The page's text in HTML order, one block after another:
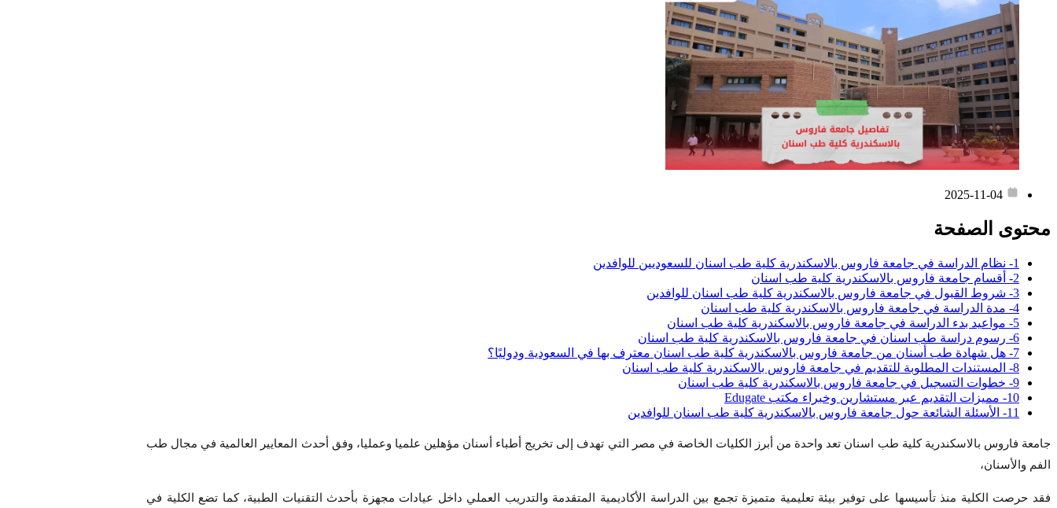
2025-11-04
محتوى الصفحة
1- نظام الدراسة في جامعة فاروس بالاسكندرية كلية طب اسنان للسعوديين للوافدين
2- أقسام جامعة فاروس بالاسكندرية كلية طب اسنان
3- شروط القبول في جامعة فاروس بالاسكندرية كلية طب اسنان للوافدين
4- مدة الدراسة في جامعة فاروس بالاسكندرية كلية طب اسنان
5- مواعيد بدء الدراسة في جامعة فاروس بالاسكندرية كلية طب اسنان
6- رسوم دراسة طب اسنان في جامعة فاروس بالاسكندرية كلية طب اسنان
7- هل شهادة طب أسنان من جامعة فاروس بالاسكندرية كلية طب اسنان معترف بها في السعودية ودوليًا؟
8- المستندات المطلوبة للتقديم في جامعة فاروس بالاسكندرية كلية طب اسنان
9- خطوات التسجيل في جامعة فاروس بالاسكندرية كلية طب اسنان
10- مميزات التقديم عبر مستشارين وخبراء مكتب Edugate
11- الأسئلة الشائعة حول جامعة فاروس بالاسكندرية كلية طب اسنان للوافدين
جامعة فاروس بالاسكندرية كلية طب اسنان تعد واحدة من أبرز الكليات الخاصة في مصر التي تهدف إلى تخريج أطباء أسنان مؤهلين علميا وعمليا، وفق أحدث المعايير العالمية في مجال طب
الفم والأسنان،
فقد حرصت الكلية منذ تأسيسها على توفير بيئة تعليمية متميزة تجمع بين الدراسة الأكاديمية المتقدمة والتدريب العملي داخل عيادات مجهزة بأحدث التقنيات الطبية، كما تضع الكلية في